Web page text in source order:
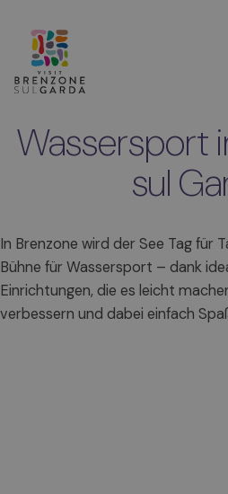
Wassersport
sul
In Brenzone wird der See Tag für
Bühne für Wassersport – dank
Einrichtungen, die es leicht
verbessern und dabei einfach